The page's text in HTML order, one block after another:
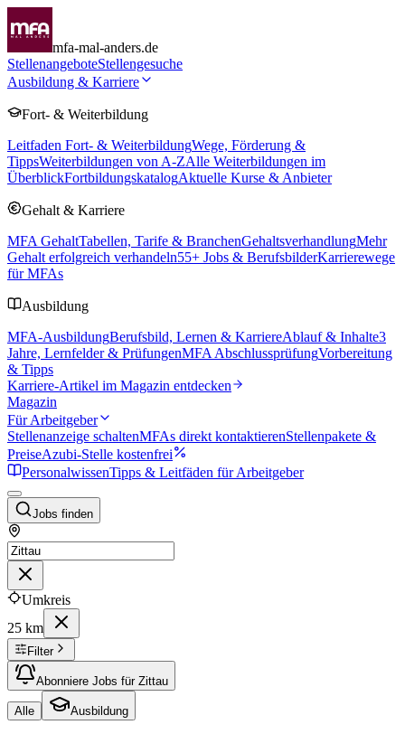
mfa-mal-anders.de
StellenangeboteStellengesuche
Ausbildung & Karriere
Fort- & Weiterbildung
Leitfaden Fort- & WeiterbildungWege, Förderung &
TippsWeiterbildungen von A-ZAlle Weiterbildungen im
ÜberblickFortbildungskatalogAktuelle Kurse & Anbieter
Gehalt & Karriere
MFA GehaltTabellen, Tarife & BranchenGehaltsverhandlungMehr
Gehalt erfolgreich verhandeln55+ Jobs & BerufsbilderKarrierewege
für MFAs
Ausbildung
MFA-AusbildungBerufsbild, Lernen & KarriereAblauf & Inhalte3
Jahre, Lernfelder & PrüfungenMFA AbschlussprüfungVorbereitung
& Tipps
Karriere-Artikel im Magazin entdecken
Magazin
Für Arbeitgeber
Stellenanzeige schaltenMFAs direkt kontaktierenStellenpakete &
PreiseAzubi-Stelle kostenfrei
PersonalwissenTipps & Leitfäden für Arbeitgeber
Jobs finden
Umkreis
25 km
Filter
Abonniere Jobs für Zittau
Alle Ausbildung